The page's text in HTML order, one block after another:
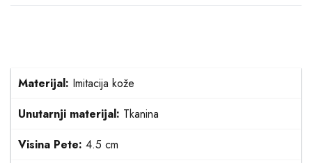
Materijal: Imitacija kože
Unutarnji materijal: Tkanina
Visina Pete: 4.5 cm